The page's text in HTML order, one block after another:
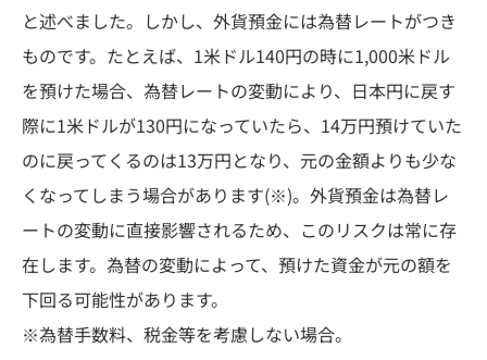
と述べました。しかし、外貨預金には為替レートがつき
ものです。たとえば、1米ドル140円の時に1,000米ドル
を預けた場合、為替レートの変動により、日本円に戻す
際に1米ドルが130円になっていたら、14万円預けていた
のに戻ってくるのは13万円となり、元の金額よりも少な
くなってしまう場合があります(※)。外貨預金は為替レ
ートの変動に直接影響されるため、このリスクは常に存
在します。為替の変動によって、預けた資金が元の額を
下回る可能性があります。
※為替手数料、税金等を考慮しない場合。